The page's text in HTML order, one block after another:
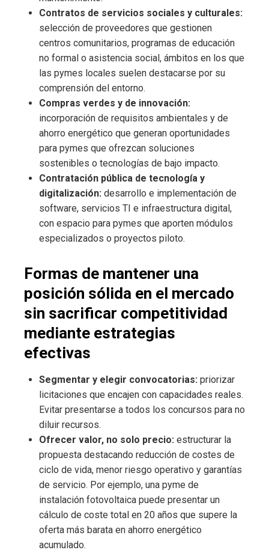
Contratos de servicios sociales y culturales:
selección de proveedores que gestionen
centros comunitarios, programas de educación
no formal o asistencia social, ámbitos en los que
las pymes locales suelen destacarse por su
comprensión del entorno.
Compras verdes y de innovación:
incorporación de requisitos ambientales y de
ahorro energético que generan oportunidades
para pymes que ofrezcan soluciones
sostenibles o tecnologías de bajo impacto.
Contratación pública de tecnología y
digitalización: desarrollo e implementación de
software, servicios TI e infraestructura digital,
con espacio para pymes que aporten módulos
especializados o proyectos piloto.
Formas de mantener una
posición sólida en el mercado
sin sacrificar competitividad
mediante estrategias
efectivas
Segmentar y elegir convocatorias: priorizar
licitaciones que encajen con capacidades reales.
Evitar presentarse a todos los concursos para no
diluir recursos.
Ofrecer valor, no solo precio: estructurar la
propuesta destacando reducción de costes de
ciclo de vida, menor riesgo operativo y garantías
de servicio. Por ejemplo, una pyme de
instalación fotovoltaica puede presentar un
cálculo de coste total en 20 años que supere la
oferta más barata en ahorro energético
acumulado.